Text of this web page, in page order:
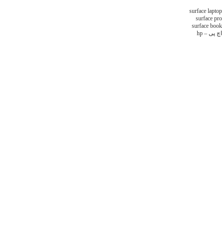
surface laptop
surface pro
surface book
اچ پی – hp